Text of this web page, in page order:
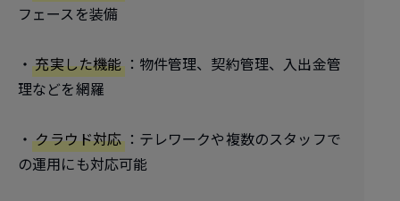
フェースを装備
・充実した機能：物件管理、契約管理、入出金管
理などを網羅
・クラウド対応：テレワークや複数のスタッフで
の運用にも対応可能